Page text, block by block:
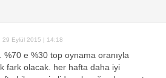
29 Eylül 2015 | 14:18
%70 e %30 top oynama oranıyla
fark olacak. her hafta daha iyi